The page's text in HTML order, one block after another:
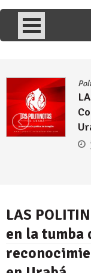
DOMINGO:
alcaldías de
LAS
en la tumba